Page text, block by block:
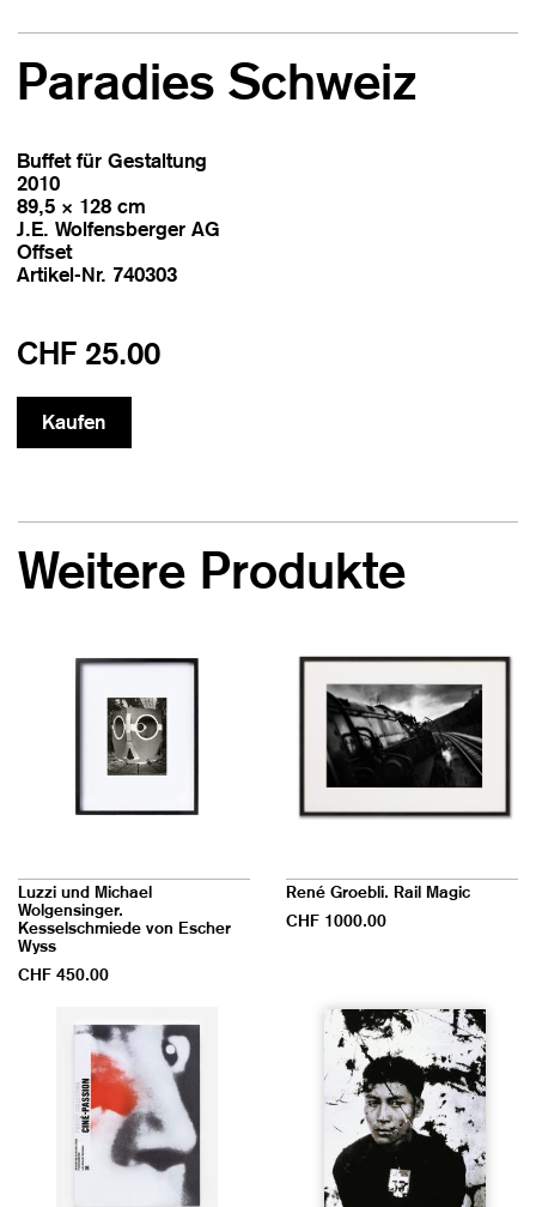
Paradies Schweiz
Buffet für Gestaltung
2010
89,5 × 128 cm
J.E. Wolfensberger AG
Offset
Artikel-Nr. 740303
CHF 25.00
Weitere Produkte
Luzzi und Michael
Wolgensinger.
Kesselschmiede von Escher
Wyss
CHF 450.00
René Groebli. Rail Magic
CHF 1000.00